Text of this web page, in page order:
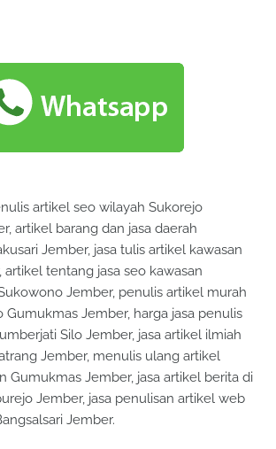
artikel seo wilayah Sukorejo
artikel barang dan jasa daerah
Jember, jasa tulis artikel kawasan
artikel tentang jasa seo kawasan
Jember, penulis artikel murah
Gumukmas Jember, harga jasa penulis
Silo Jember, jasa artikel ilmiah
Jember, menulis ulang artikel
Gumukmas Jember, jasa artikel berita di
Jember, jasa penulisan artikel web
Jember.